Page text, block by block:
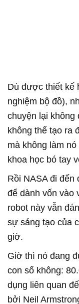
Dù được thiết kế
nghiệm bộ đồ),
chuyện lại
không thể tạo ra
mà không làm
khoa học bó tay
Rồi NASA đi đến
để dành vốn vào
robot này vẫn
sự sáng tạo của
giờ.
Giờ thì nó đang
con số không:
dụng liên quan
bởi Neil